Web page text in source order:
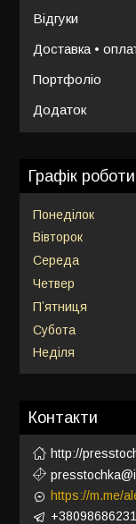
Відгуки
Доставка •
Портфоліо
Додаток
Графік роботи
Понеділок
Вівторок
Середа
Четвер
Пʼятниця
Субота
Неділя
Контакти
http://
https://m.me/